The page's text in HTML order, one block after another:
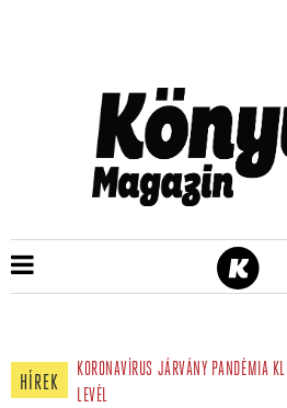
HÍREK
KORONAVÍRUS JÁRVÁNY PANDÉMIA
LEVÉL